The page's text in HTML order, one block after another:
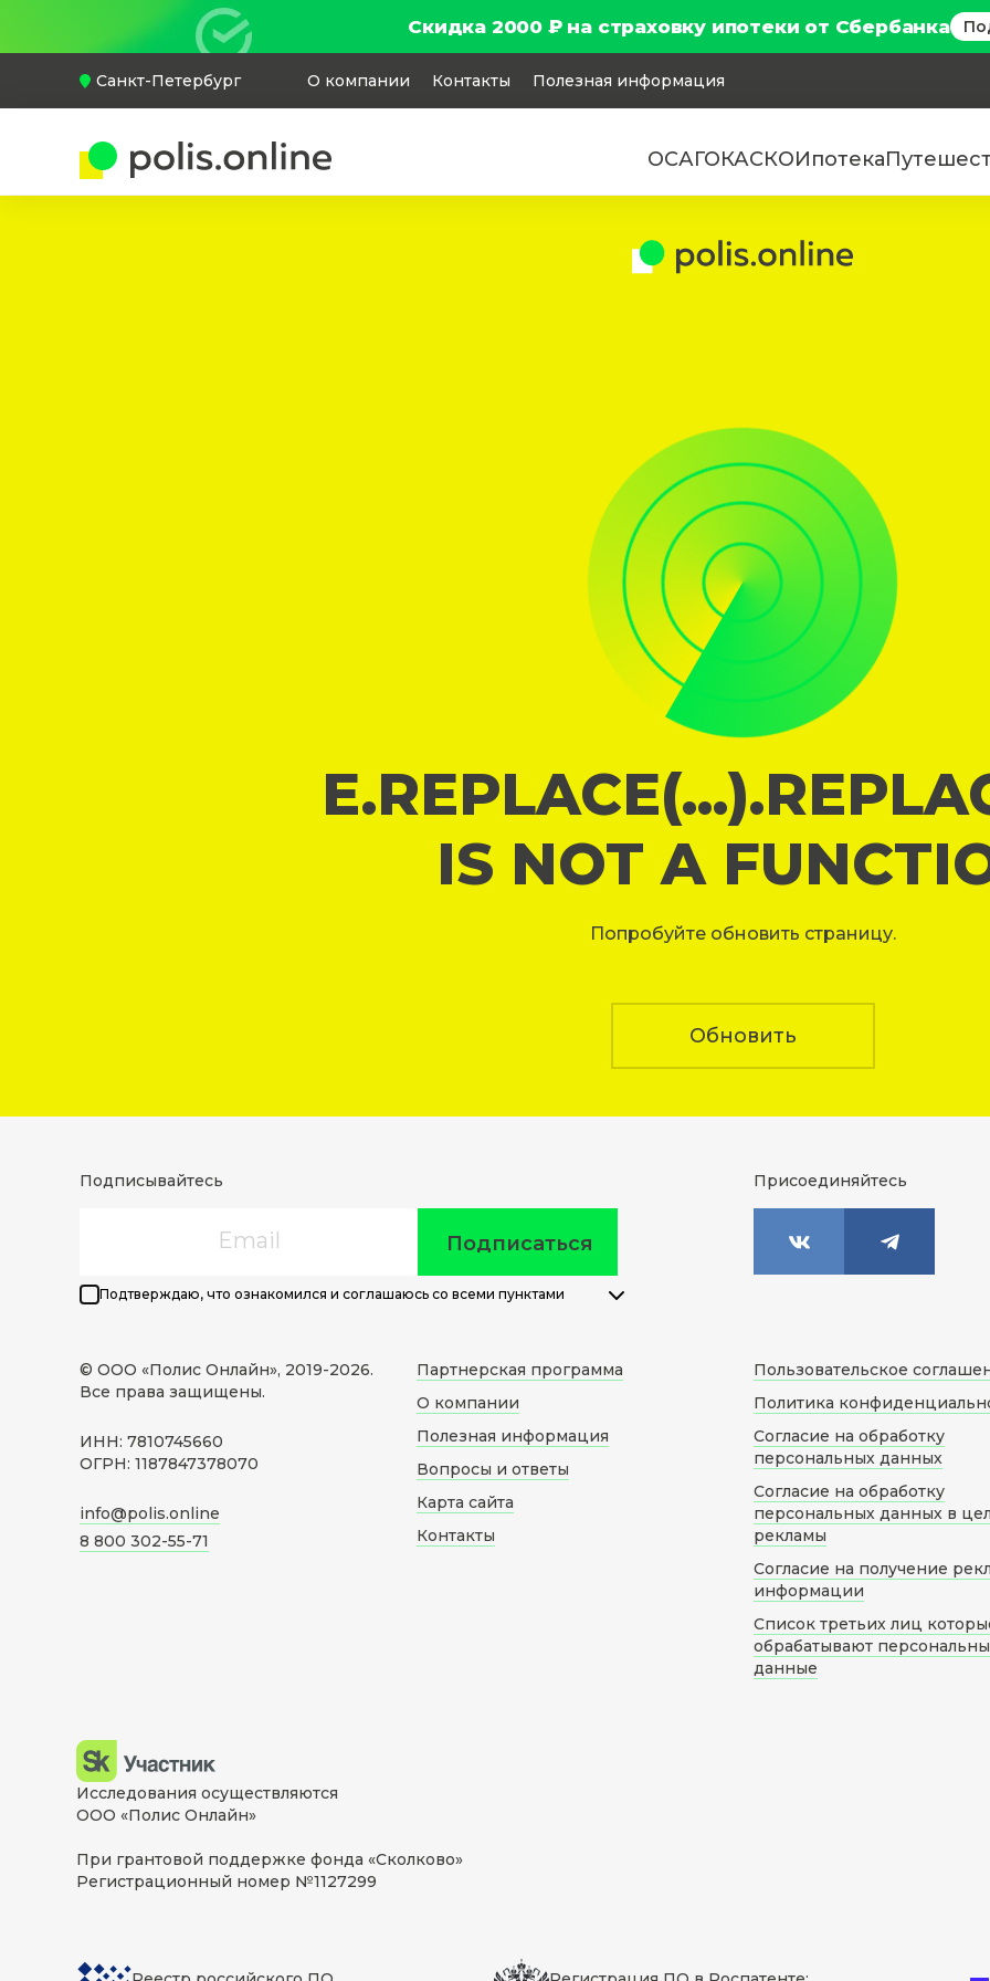
Скидка 2000 ₽ на страховку ипотеки от Сбербанка
Санкт-Петербург О компании Контакты Полезная информация
ОСАГОКАСКОИпотека
IS NOT A
Попробуйте обновить страницу.
Обновить
Подписывайтесь
Подписаться
Подтверждаю, что ознакомился и соглашаюсь со всеми пунктами
Присоединяйтесь
© ООО «Полис Онлайн», 2019-2026.
Все права защищены.
ИНН: 7810745660
ОГРН: 1187847378070
info@polis.online
8 800 302-55-71
Партнерская программа
О компании
Полезная информация
Вопросы и ответы
Карта сайта
Контакты
Пользовательское
Политика
Согласие на обработку
персональных данных
Согласие на обработку
персональных данных в
рекламы
Согласие на получение
информации
Список третьих лиц
обрабатывают
данные
Исследования осуществляются
ООО «Полис Онлайн»
При грантовой поддержке фонда «Сколково»
Регистрационный номер №1127299